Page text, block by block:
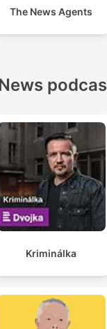
The News Agents
Kriminálka